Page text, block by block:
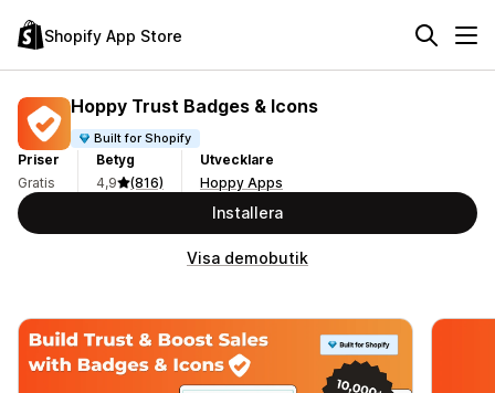
Shopify App Store
Hoppy Trust Badges & Icons
Built for Shopify
Priser
Gratis
Betyg
4,9
(816)
Utvecklare
Hoppy Apps
Installera
Visa demobutik